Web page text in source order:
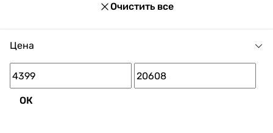
Очистить все
Цена
ОК